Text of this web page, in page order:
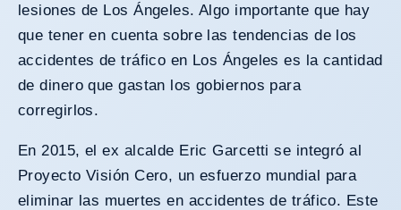
lesiones de Los Ángeles. Algo importante que hay
que tener en cuenta sobre las tendencias de los
accidentes de tráfico en Los Ángeles es la cantidad
de dinero que gastan los gobiernos para
corregirlos.
En 2015, el ex alcalde Eric Garcetti se integró al
Proyecto Visión Cero, un esfuerzo mundial para
eliminar las muertes en accidentes de tráfico. Este